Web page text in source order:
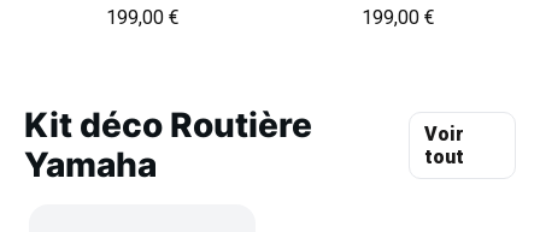
199,00 € 199,00 €
Kit déco Routière
Yamaha
Voir
tout